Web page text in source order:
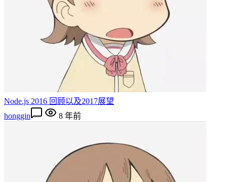
Node.js 2016 回顾以及2017展望
honggin
8 年前